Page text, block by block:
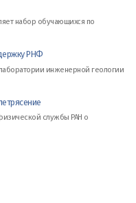
набор обучающихся по
РНФ
инженерной геологии
службы РАН о